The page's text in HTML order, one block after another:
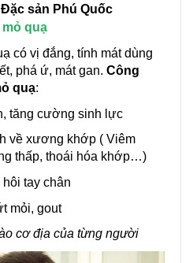
sản Phú Quốc
quạ
có vị đắng, tính mát dùng
phá ứ, mát gan. Công
quạ:
tăng cường sinh lực
về xương khớp ( Viêm
thấp, thoái hóa khớp…)
tay chân
mỏi, gout
cơ địa của từng người